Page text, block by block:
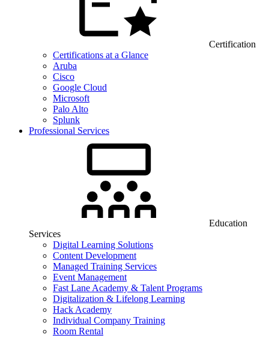
Certification
Certifications at a Glance
Aruba
Cisco
Google Cloud
Microsoft
Palo Alto
Splunk
Professional Services
Education
Services
Digital Learning Solutions
Content Development
Managed Training Services
Event Management
Fast Lane Academy & Talent Programs
Digitalization & Lifelong Learning
Hack Academy
Individual Company Training
Room Rental